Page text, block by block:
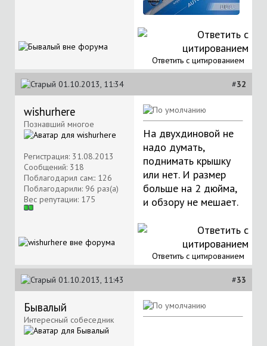
Ответить с цитированием
01.10.2013, 11:34 #32
wishurhere
Познавший многое
Регистрация: 31.08.2013
Сообщений: 318
Поблагодарил сам:: 126
Поблагодарили: 96 раз(а)
Вес репутации: 175
На двухдиновой не
надо думать,
поднимать крышку
или нет. И размер
больше на 2 дюйма,
и обзору не мешает.
Ответить с цитированием
01.10.2013, 11:43 #33
Бывалый
Интересный собеседник